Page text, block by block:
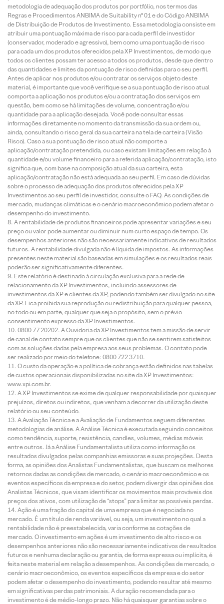
metodologia de adequação dos produtos por portfólio, nos termos das
Regras e Procedimentos ANBIMA de Suitability nº 01 e do Código ANBIMA
de Distribuição de Produtos de Investimento. Essa metodologia consiste em
atribuir uma pontuação máxima de risco para cada perfil de investidor
(conservador, moderado e agressivo), bem como uma pontuação de risco
para cada um dos produtos oferecidos pela XP Investimentos, de modo que
todos os clientes possam ter acesso a todos os produtos, desde que dentro
das quantidades e limites da pontuação de risco definidas para o seu perfil.
Antes de aplicar nos produtos e/ou contratar os serviços objeto deste
material, é importante que você verifique se a sua pontuação de risco atual
comporta a aplicação nos produtos e/ou a contratação dos serviços em
questão, bem como se há limitações de volume, concentração e/ou
quantidade para a aplicação desejada. Você pode consultar essas
informações diretamente no momento da transmissão da sua ordem ou,
ainda, consultando o risco geral da sua carteira na tela de carteira (Visão
Risco). Caso a sua pontuação de risco atual não comporte a
aplicação/contratação pretendida, ou caso existam limitações em relação à
quantidade e/ou volume financeiro para a referida aplicação/contratação, isto
significa que, com base na composição atual da sua carteira, esta
aplicação/contratação não está adequada ao seu perfil. Em caso de dúvidas
sobre o processo de adequação dos produtos oferecidos pela XP
Investimentos ao seu perfil de investidor, consulte o FAQ. As condições de
mercado, mudanças climáticas e o cenário macroeconômico podem afetar o
desempenho do investimento.
A rentabilidade de produtos financeiros pode apresentar variações e seu
preço ou valor pode aumentar ou diminuir num curto espaço de tempo. Os
desempenhos anteriores não são necessariamente indicativos de resultados
futuros. A rentabilidade divulgada não é líquida de impostos. As informações
presentes neste material são baseadas em simulações e os resultados reais
poderão ser significativamente diferentes.
Este relatório é destinado à circulação exclusiva para a rede de
relacionamento da XP Investimentos, incluindo assessores de
investimentos da XP e clientes da XP, podendo também ser divulgado no site
da XP. Fica proibida sua reprodução ou redistribuição para qualquer pessoa,
no todo ou em parte, qualquer que seja o propósito, sem o prévio
consentimento expresso da XP Investimentos.
0800 77 20202. A Ouvidoria da XP Investimentos tem a missão de servir
de canal de contato sempre que os clientes que não se sentirem satisfeitos
com as soluções dadas pela empresa aos seus problemas. O contato pode
ser realizado por meio do telefone: 0800 722 3710.
O custo da operação e a política de cobrança estão definidos nas tabelas
de custos operacionais disponibilizadas no site da XP Investimentos:
www.xpi.com.br.
A XP Investimentos se exime de qualquer responsabilidade por quaisquer
prejuízos, diretos ou indiretos, que venham a decorrer da utilização deste
relatório ou seu conteúdo.
A Avaliação Técnica e a Avaliação de Fundamentos seguem diferentes
metodologias de análise. A Análise Técnica é executada seguindo conceitos
como tendência, suporte, resistência, candles, volumes, médias móveis
entre outros. Já a Análise Fundamentalista utiliza como informação os
resultados divulgados pelas companhias emissoras e suas projeções. Desta
forma, as opiniões dos Analistas Fundamentalistas, que buscam os melhores
retornos dadas as condições de mercado, o cenário macroeconômico e os
eventos específicos da empresa e do setor, podem divergir das opiniões dos
Analistas Técnicos, que visam identificar os movimentos mais prováveis dos
preços dos ativos, com utilização de “stops” para limitar as possíveis perdas.
Ação é uma fração do capital de uma empresa que é negociada no
mercado. É um título de renda variável, ou seja, um investimento no qual a
rentabilidade não é preestabelecida, varia conforme as cotações de
mercado. O investimento em ações é um investimento de alto risco e os
desempenhos anteriores não são necessariamente indicativos de resultados
futuros e nenhuma declaração ou garantia, de forma expressa ou implícita, é
feita neste material em relação a desempenhos. As condições de mercado, o
cenário macroeconômico, os eventos específicos da empresa e do setor
podem afetar o desempenho do investimento, podendo resultar até mesmo
em significativas perdas patrimoniais. A duração recomendada para o
investimento é de médio-longo prazo. Não há quaisquer garantias sobre o